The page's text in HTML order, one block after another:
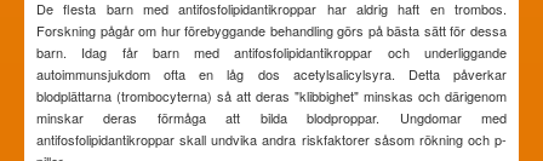
De flesta barn med antifosfolipidantikroppar har aldrig haft en trombos.
Forskning pågår om hur förebyggande behandling görs på bästa sätt för dessa
barn. Idag får barn med antifosfolipidantikroppar och underliggande
autoimmunsjukdom ofta en låg dos acetylsalicylsyra. Detta påverkar
blodplättarna (trombocyterna) så att deras "klibbighet" minskas och därigenom
minskar deras förmåga att bilda blodproppar. Ungdomar med
antifosfolipidantikroppar skall undvika andra riskfaktorer såsom rökning och p-